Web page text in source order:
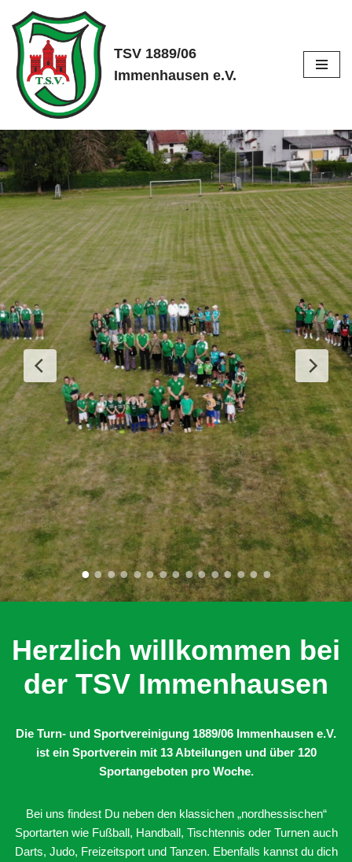
Zum
Inhalt
springen
TSV 1889/06
Immenhausen e.V.
Herzlich willkommen bei
der TSV Immenhausen
Die Turn- und Sportvereinigung 1889/06 Immenhausen e.V.
ist ein Sportverein mit 13 Abteilungen und über 120
Sportangeboten pro Woche.
Bei uns findest Du neben den klassichen „nordhessischen“
Sportarten wie Fußball, Handball, Tischtennis oder Turnen auch
Darts, Judo, Freizeitsport und Tanzen. Ebenfalls kannst du dich